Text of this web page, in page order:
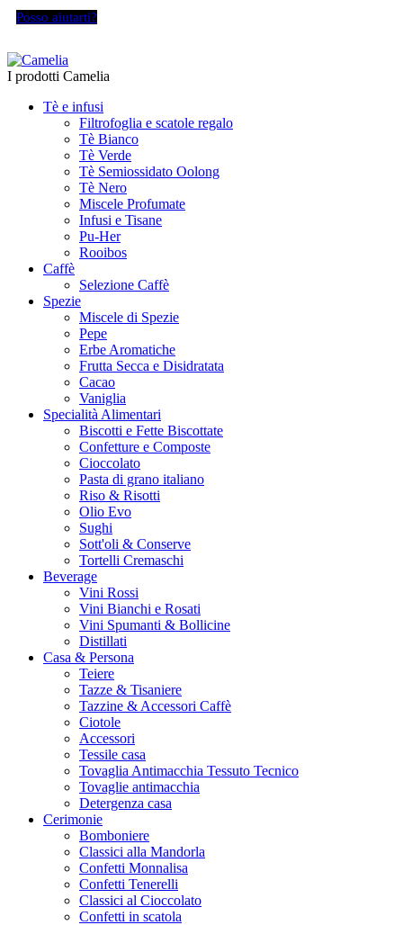
Posso aiutarti?
I prodotti Camelia
Tè e infusi
Filtrofoglia e scatole regalo
Tè Bianco
Tè Verde
Tè Semiossidato Oolong
Tè Nero
Miscele Profumate
Infusi e Tisane
Pu-Her
Rooibos
Caffè
Selezione Caffè
Spezie
Miscele di Spezie
Pepe
Erbe Aromatiche
Frutta Secca e Disidratata
Cacao
Vaniglia
Specialità Alimentari
Biscotti e Fette Biscottate
Confetture e Composte
Cioccolato
Pasta di grano italiano
Riso & Risotti
Olio Evo
Sughi
Sott'oli & Conserve
Tortelli Cremaschi
Beverage
Vini Rossi
Vini Bianchi e Rosati
Vini Spumanti & Bollicine
Distillati
Casa & Persona
Teiere
Tazze & Tisaniere
Tazzine & Accessori Caffè
Ciotole
Accessori
Tessile casa
Tovaglia Antimacchia Tessuto Tecnico
Tovaglie antimacchia
Detergenza casa
Cerimonie
Bomboniere
Classici alla Mandorla
Confetti Monnalisa
Confetti Tenerelli
Classici al Cioccolato
Confetti in scatola